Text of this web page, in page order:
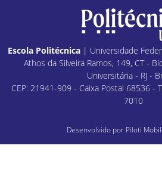
Escola Politécnica | Universidade
Athos da Silveira Ramos, 149, CT -
Universitária - RJ -
CEP: 21941-909 - Caixa Postal 68536 -
7010
Desenvolvido por Piloti